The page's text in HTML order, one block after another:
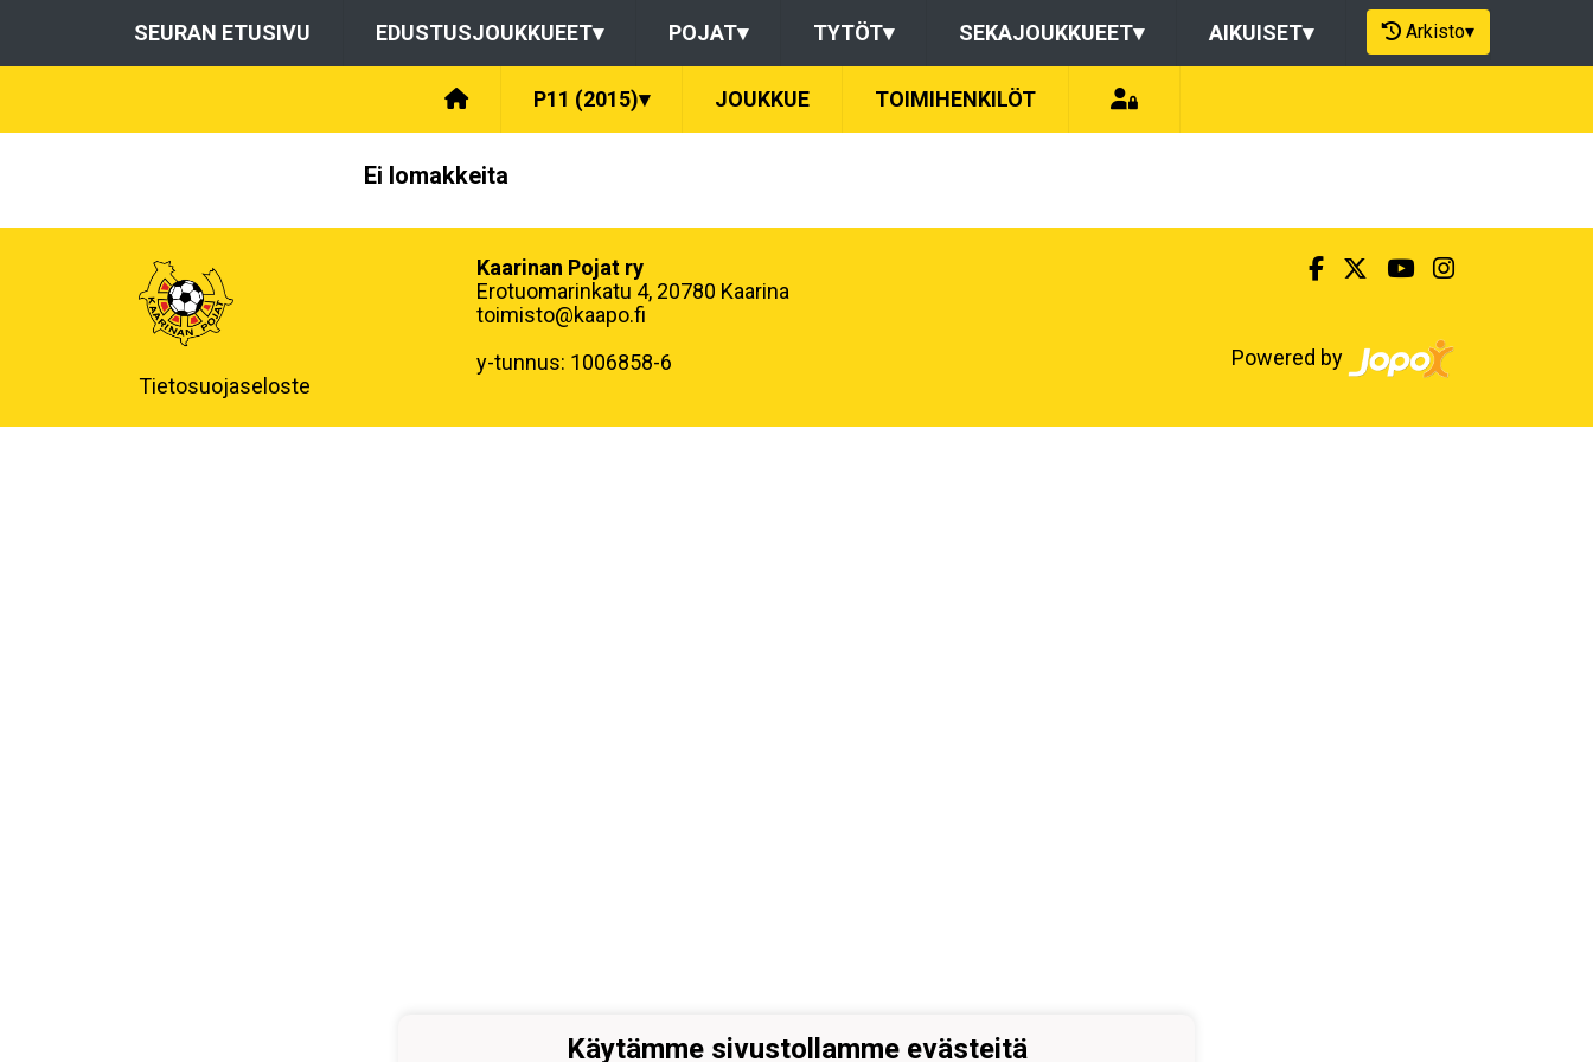
SEURAN ETUSIVU EDUSTUSJOUKKUEET▾ POJAT▾ TYTÖT▾ SEKAJOUKKUEET▾ AIKUISET▾ Arkisto▾
P11 (2015)▾ JOUKKUE TOIMIHENKILÖT
Ei lomakkeita
Tietosuojaseloste
Kaarinan Pojat ry
Erotuomarinkatu 4, 20780 Kaarina
toimisto@kaapo.fi
y-tunnus: 1006858-6
Powered by
Käytämme sivustollamme evästeitä